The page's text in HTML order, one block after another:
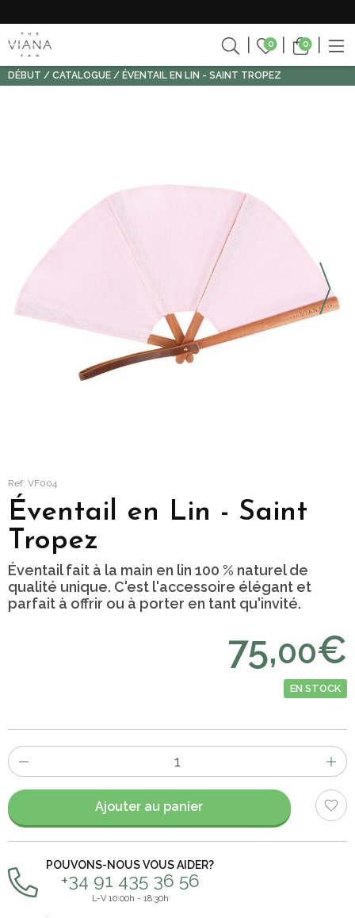
0 0
DÉBUT CATALOGUE ÉVENTAIL EN LIN - SAINT TROPEZ
Ref: VF004
Éventail en Lin - Saint
Tropez
Éventail fait à la main en lin 100 % naturel de
qualité unique. C'est l'accessoire élégant et
parfait à offrir ou à porter en tant qu'invité.
75,00€
EN STOCK
Nombre
d'items
Ajouter au panier
POUVONS-NOUS VOUS AIDER?
+34 91 435 36 56
L-V 10:00h - 18:30h